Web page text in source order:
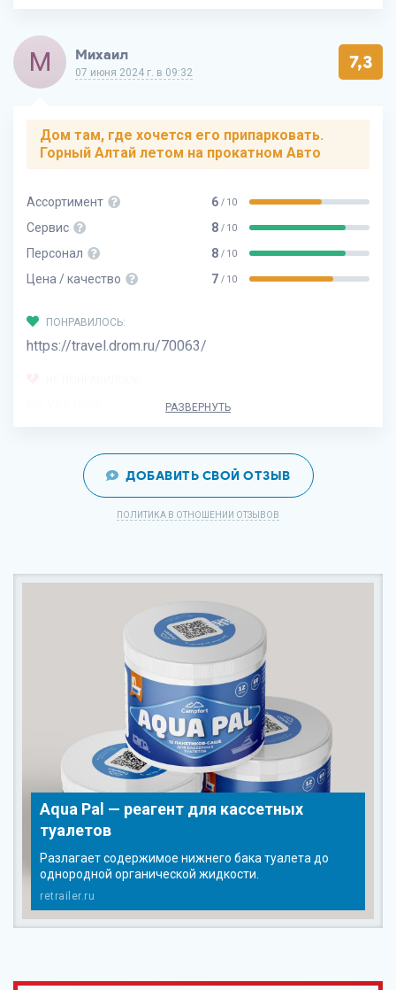
М Михаил
07 июня 2024 г. в 09:32 7,3
Дом там, где хочется его припарковать.
Горный Алтай летом на прокатном Авто
Ассортимент 6 / 10
Сервис 8 / 10
Персонал 8 / 10
Цена / качество 7 / 10
ПОНРАВИЛОСЬ:
https://travel.drom.ru/70063/
РАЗВЕРНУТЬ
ДОБАВИТЬ СВОЙ ОТЗЫВ
ПОЛИТИКА В ОТНОШЕНИИ ОТЗЫВОВ
Aqua Pal — pеагент для кассетных
туалетов
Разлагает содержимое нижнего бака туалета до
однородной органической жидкости.
retrailer.ru